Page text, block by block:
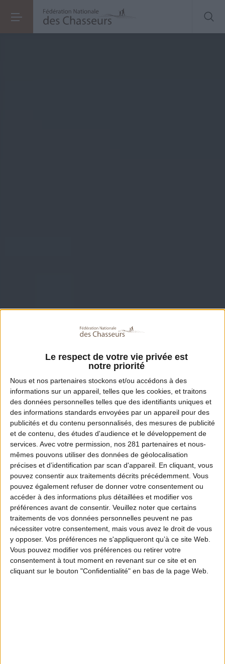
Le respect de votre vie privée est
notre priorité
Nous et nos partenaires stockons et/ou accédons à des
informations sur un appareil, telles que les cookies, et traitons
des données personnelles telles que des identifiants uniques et
des informations standards envoyées par un appareil pour des
publicités et du contenu personnalisés, des mesures de publicité
et de contenu, des études d'audience et le développement de
services. Avec votre permission, nos 281 partenaires et nous-
mêmes pouvons utiliser des données de géolocalisation
précises et d’identification par scan d'appareil. En cliquant, vous
pouvez consentir aux traitements décrits précédemment. Vous
pouvez également refuser de donner votre consentement ou
accéder à des informations plus détaillées et modifier vos
préférences avant de consentir. Veuillez noter que certains
traitements de vos données personnelles peuvent ne pas
nécessiter votre consentement, mais vous avez le droit de vous
y opposer. Vos préférences ne s'appliqueront qu’à ce site Web.
Vous pouvez modifier vos préférences ou retirer votre
consentement à tout moment en revenant sur ce site et en
cliquant sur le bouton "Confidentialité" en bas de la page Web.
Peut-onconvoquerun membre du CA d’une ACCA par mail ?